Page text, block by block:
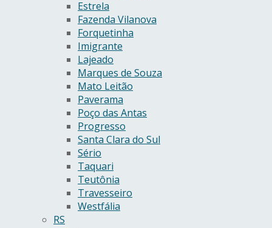
Estrela
Fazenda Vilanova
Forquetinha
Imigrante
Lajeado
Marques de Souza
Mato Leitão
Paverama
Poço das Antas
Progresso
Santa Clara do Sul
Sério
Taquari
Teutônia
Travesseiro
Westfália
RS